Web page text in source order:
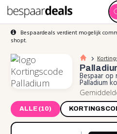
Bespaardeals verdient mogelijk
shopt.
Bespaar
Palladium
ALLE (10)